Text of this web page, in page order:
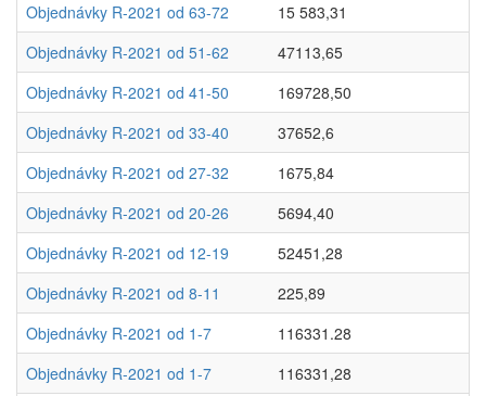
Objednávky R-2021 od 63-72
15 583,31
Objednávky R-2021 od 51-62
47113,65
Objednávky R-2021 od 41-50
169728,50
Objednávky R-2021 od 33-40
37652,6
Objednávky R-2021 od 27-32
1675,84
Objednávky R-2021 od 20-26
5694,40
Objednávky R-2021 od 12-19
52451,28
Objednávky R-2021 od 8-11
225,89
Objednávky R-2021 od 1-7
116331.28
Objednávky R-2021 od 1-7
116331,28